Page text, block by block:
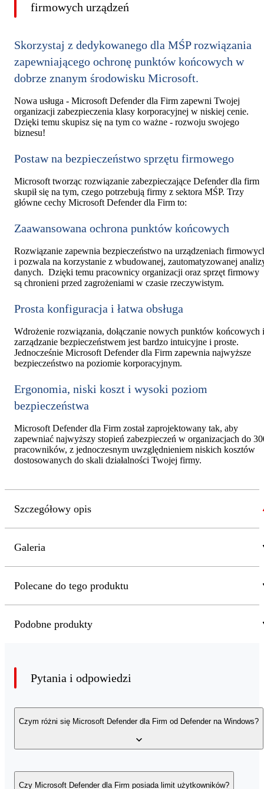
firmowych urządzeń
Skorzystaj z dedykowanego dla MŚP rozwiązania
zapewniającego ochronę punktów końcowych w
dobrze znanym środowisku Microsoft.
Nowa usługa - Microsoft Defender dla Firm zapewni Twojej
organizacji zabezpieczenia klasy korporacyjnej w niskiej cenie.
Dzięki temu skupisz się na tym co ważne - rozwoju swojego
biznesu!
Postaw na bezpieczeństwo sprzętu firmowego
Microsoft tworząc rozwiązanie zabezpieczające Defender dla firm
skupił się na tym, czego potrzebują firmy z sektora MŚP. Trzy
główne cechy Microsoft Defender dla Firm to:
Zaawansowana ochrona punktów końcowych
Rozwiązanie zapewnia bezpieczeństwo na urządzeniach
i pozwala na korzystanie z wbudowanej, zautomatyzowanej
danych. Dzięki temu pracownicy organizacji oraz sprzęt firmowy
są chronieni przed zagrożeniami w czasie rzeczywistym.
Prosta konfiguracja i łatwa obsługa
Wdrożenie rozwiązania, dołączanie nowych punktów końcowych i
zarządzanie bezpieczeństwem jest bardzo intuicyjne i proste.
Jednocześnie Microsoft Defender dla Firm zapewnia najwyższe
bezpieczeństwo na poziomie korporacyjnym.
Ergonomia, niski koszt i wysoki poziom
bezpieczeństwa
Microsoft Defender dla Firm został zaprojektowany tak, aby
zapewniać najwyższy stopień zabezpieczeń w organizacjach do
pracowników, z jednoczesnym uwzględnieniem niskich kosztów
dostosowanych do skali działalności Twojej firmy.
Szczegółowy opis
Galeria
Polecane do tego produktu
Podobne produkty
Pytania i odpowiedzi
Czym różni się Microsoft Defender dla Firm od Defender na Windows?
Microsoft Defender na Windows to aplikacja antywirusowa,
wbudowana w system operacyjny Windows. Chroni on system
Czy Microsoft Defender dla Firm posiada limit użytkowników?